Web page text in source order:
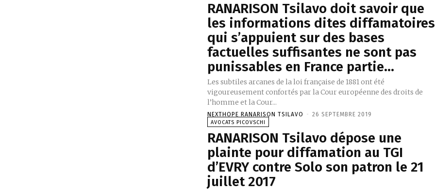
RANARISON Tsilavo doit savoir que
les informations dites diffamatoires
qui s’appuient sur des bases
factuelles suffisantes ne sont pas
punissables en France partie...
Les subtiles arcanes de la loi française de 1881 ont été
vigoureusement confortés par la Cour européenne des droits de
l’homme et la Cour...
NEXTHOPE RANARISON TSILAVO - 26 SEPTEMBRE 2019
AVOCATS PICOVSCHI
RANARISON Tsilavo dépose une
plainte pour diffamation au TGI
d’EVRY contre Solo son patron le 21
juillet 2017